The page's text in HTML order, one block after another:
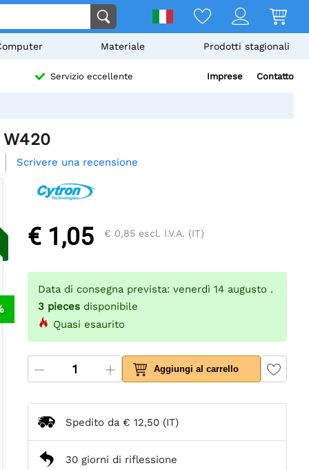
Materiale Prodotti stagionali
Servizio eccellente Imprese Contatto
Scrivere una recensione
€ 1,05 € 0,85 escl. I.V.A. (IT)
Data di consegna prevista: venerdì 14 augusto .
3 pieces disponibile
Quasi esaurito
Aggiungi al carrello
Spedito da € 12,50 (IT)
30 giorni di riflessione